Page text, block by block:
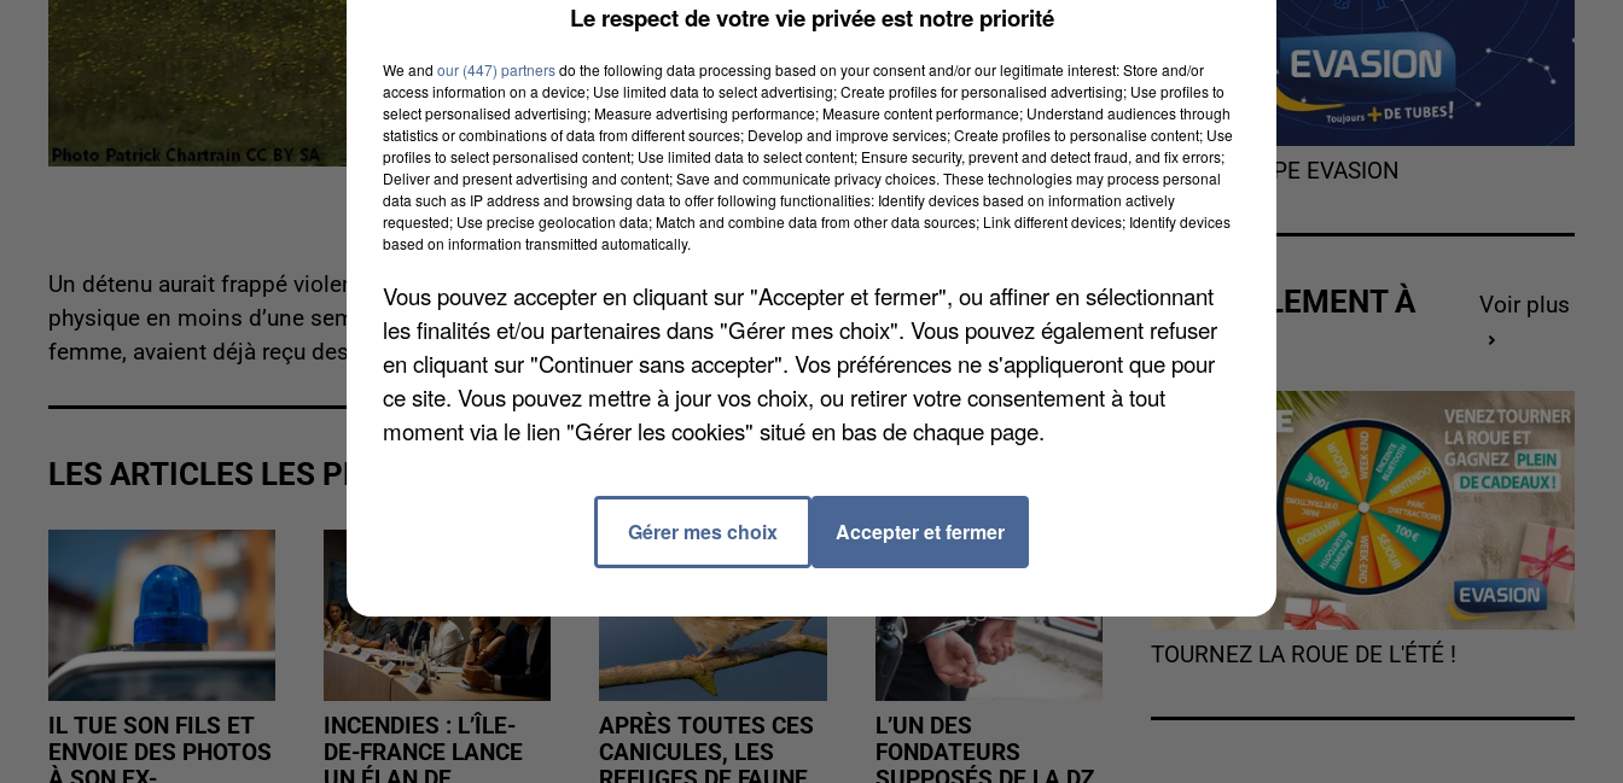
Un détenu aurait frappé violemment au visage un surveillant gradé. C’est la deuxième agression
physique en moins d’une semaine au centre de détention. Dimanche matin, trois surveillants, dont une
femme, avaient déjà reçu des coups de poing.
LES ARTICLES LES PLUS VUS
IL TUE SON FILS ET
ENVOIE DES PHOTOS
INCENDIES : L’ÎLE-
DE-FRANCE LANCE
APRÈS TOUTES CES
CANICULES, LES
L’UN DES
FONDATEURS
L'HOROSCOPE EVASION
ACTUELLEMENT À
GAGNER
Voir plus
TOURNEZ LA ROUE DE L'ÉTÉ !
Le respect de votre vie privée est notre priorité
We and our (447) partnersdo the following data processing based on your consent and/or our legitimate interest: Store and/or
access information on a device; Use limited data to select advertising; Create profiles for personalised advertising; Use profiles to
select personalised advertising; Measure advertising performance; Measure content performance; Understand audiences through
statistics or combinations of data from different sources; Develop and improve services; Create profiles to personalise content; Use
profiles to select personalised content; Use limited data to select content; Ensure security, prevent and detect fraud, and fix errors;
Deliver and present advertising and content; Save and communicate privacy choices. These technologies may process personal
data such as IP address and browsing data to offer following functionalities: Identify devices based on information actively
requested; Use precise geolocation data; Match and combine data from other data sources; Link different devices; Identify devices
based on information transmitted automatically.
Vous pouvez accepter en cliquant sur "Accepter et fermer", ou affiner en sélectionnant
les finalités et/ou partenaires dans "Gérer mes choix". Vous pouvez également refuser
en cliquant sur "Continuer sans accepter". Vos préférences ne s'appliqueront que pour
ce site. Vous pouvez mettre à jour vos choix, ou retirer votre consentement à tout
moment via le lien "Gérer les cookies" situé en bas de chaque page.
Gérer mes choix Accepter et fermer